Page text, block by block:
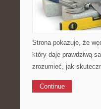
Strona pokazuje, że
który daje prawdziwą
zrozumieć, jak
Continue